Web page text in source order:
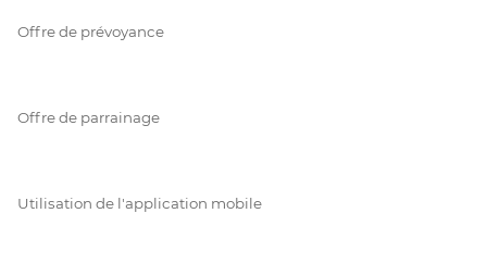
Offre de prévoyance
Offre de parrainage
Utilisation de l'application mobile